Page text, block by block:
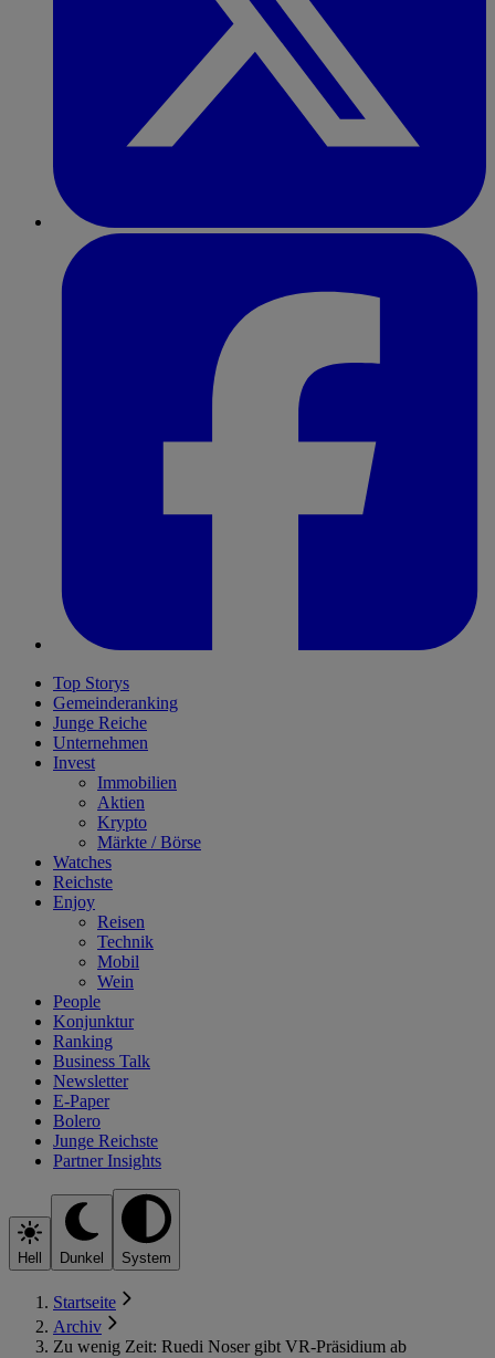
Top Storys
Gemeinderanking
Junge Reiche
Unternehmen
Invest
Immobilien
Aktien
Krypto
Märkte / Börse
Watches
Reichste
Enjoy
Reisen
Technik
Mobil
Wein
People
Konjunktur
Ranking
Business Talk
Newsletter
E-Paper
Bolero
Junge Reichste
Partner Insights
Hell Dunkel System
Startseite
Archiv
Zu wenig Zeit: Ruedi Noser gibt VR-Präsidium ab